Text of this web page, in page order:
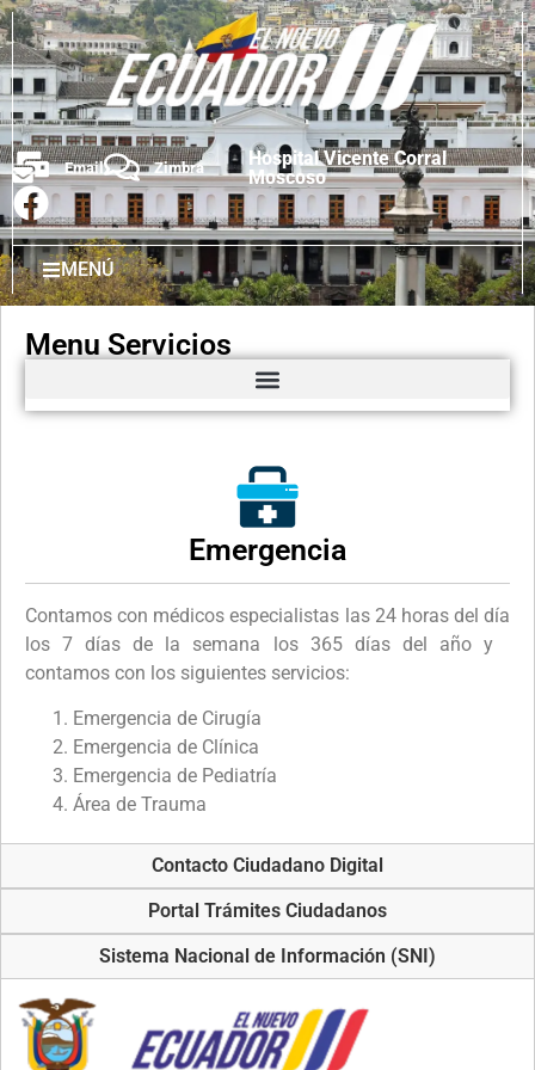
Hospital Vicente Corral
Moscoso
Email Zimbra
MENÚ
Menu Servicios
Emergencia
Contamos con médicos especialistas las 24 horas del día
los 7 días de la semana los 365 días del año y
contamos con los siguientes servicios:
Emergencia de Cirugía
Emergencia de Clínica
Emergencia de Pediatría
Área de Trauma
Contacto Ciudadano Digital
Portal Trámites Ciudadanos
Sistema Nacional de Información (SNI)